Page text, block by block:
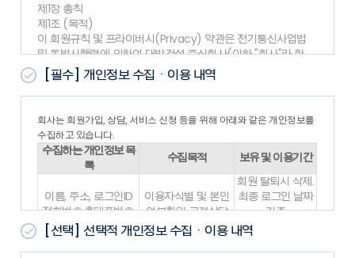
제1장 총칙
제1조 (목적)
이 회원규칙 및 프라이버시(Privacy) 약관은 전기통신사업법
및 동법시행령에 의하여 대방건설 주식회사(이하 "회사"라 한
다)가 제공하는 www.dbcons.co.kr 서비스(이하 "서비스
"라 한다)의 이용 조건, 절차, 회사와 회원의 권리, 의무 등 기타
필요한 사항을 약관함을 목적으로 합니다.
제2조 (약관의 게시와 개정)
1. 회사가 본 약관의 내용을 회원이 쉽게 알 수 있도록 서비스 초
기 화면에 게시하거나 기타의 방법으로 회원에게 공지함으로써
본 약관은 효력을 발생합니다.
2. 회사는 『약관의규제에관한법률』, 『정보통신망이용촉진및
정보보호등에관한법률(이하 “정보통신망법”)』 등 관련법을 위
배하지 않는 범위에서 본 약관을 개정할 수 있으며, 변경된 약관
은 제1항과
같은 방법으로 공지함으로 써 효력을 발생합니다.
제3조 (약관 외 준칙)
[필수] 개인정보 수집ㆍ이용 내역
회사는 회원가입, 상담, 서비스 신청 등을 위해 아래와 같은 개인정보를
수집하고 있습니다.
수집하는 개인정보 목
록
수집목적 보유 및 이용기간
이름, 주소, 로그인ID
전화번호,휴대폰번호,
이메일
이용자식별 및 본인
여부확인 고객상담
및 광고
회원 탈퇴시 삭제.
최종 로그인 날짜
기준
1년간 미로그인시
[선택] 선택적 개인정보 수집ㆍ이용 내역